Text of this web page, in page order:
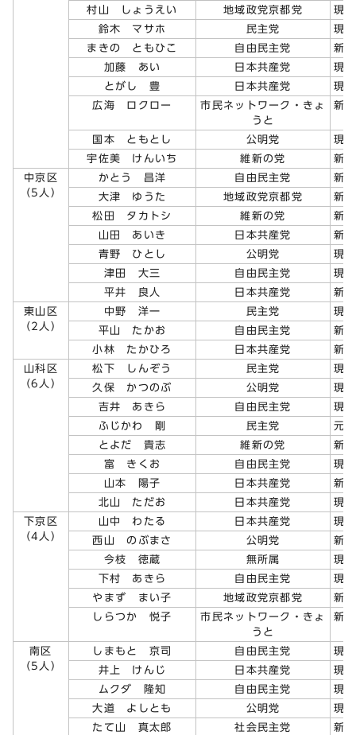
村山 しょうえい
地域政党京都党 現
鈴木 マサホ
民主党 現
まきの ともひこ
自由民主党 新
加藤 あい
日本共産党 現
とがし 豊
日本共産党 現
広海 ロクロー
市民ネットワーク・きょ
うと
新
国本 ともとし 公明党 現
宇佐美 けんいち
維新の党 新
中京区
（5人）
かとう 昌洋 自由民主党 新
大津 ゆうた
地域政党京都党 新
松田 タカトシ
維新の党 新
山田 あいき
日本共産党 新
青野 ひとし
公明党 現
津田 大三
自由民主党 現
平井 良人
日本共産党 新
東山区
（2人）
中野 洋一 民主党 現
平山 たかお
自由民主党 新
小林 たかひろ
日本共産党 新
山科区
（6人）
松下 しんぞう 民主党 現
久保 かつのぶ
公明党 現
吉井 あきら
自由民主党 現
ふじかわ 剛
民主党 元
とよだ 貴志
維新の党 新
富 きくお
自由民主党 現
山本 陽子
日本共産党 新
北山 ただお
日本共産党 現
下京区
（4人）
山中 わたる 日本共産党 現
西山 のぶまさ
公明党 新
今枝 徳蔵
無所属 現
下村 あきら
自由民主党 現
やまず まい子
地域政党京都党 新
しらつか 悦子
市民ネットワーク・きょ
うと
新
南区
（5人）
しまもと 京司 自由民主党 現
井上 けんじ
日本共産党 現
ムクダ 隆知
自由民主党 現
大道 よしとも
公明党 現
たて山 真太郎
社会民主党 新